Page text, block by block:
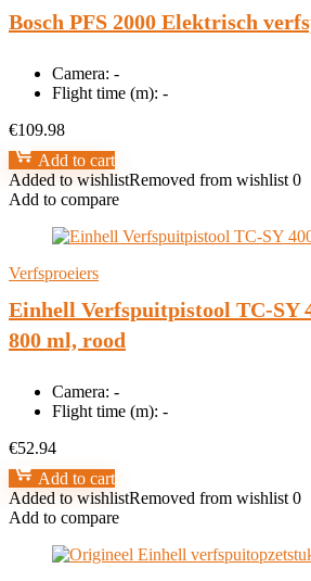
Bosch PFS 2000 Elektrisch
Camera: -
Flight time (m): -
€109.98
Add to cart
Added to wishlistRemoved from wishlist 0
Add to compare
Verfsproeiers
Einhell Verfspuitpistool TC-SY
800 ml, rood
Camera: -
Flight time (m): -
€52.94
Add to cart
Added to wishlistRemoved from wishlist 0
Add to compare